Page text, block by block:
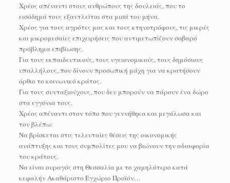
Χρέος απέναντι στους ανθρώπους της δουλειάς, που το
εισόδημά τους εξαντλείται στα μισά του μήνα.
Χρέος για τους αγρότες μας και τους κτηνοτρόφους, τις μικρές
και μικρομεσαίες επιχειρήσεις που αντιμετωπίζουν σοβαρό
πρόβλημα επιβίωσης.
Για τους εκπαιδευτικούς, τους υγειονομικούς, τους δημόσιους
υπαλλήλους, που δίνουν προσωπική μάχη για να κρατήσουν
όρθιο το κοινωνικό κράτος.
Για τους συνταξιούχους, που δεν μπορούν να πάρουν ένα δώρο
στα εγγόνια τους.
Χρέος απέναντι στον τόπο που γεννήθηκα και μεγάλωσα και
τον βλέπω:
Να βρίσκεται στις τελευταίες θέσεις της οικονομικής
ανάπτυξης και τους συμπολίτες μου να βιώνουν την αδιαφορία
του κράτους.
Να είναι ουραγός στη Θεσσαλία με το χαμηλότερο κατά
κεφαλήν Ακαθάριστο Εγχώριο Προϊόν…